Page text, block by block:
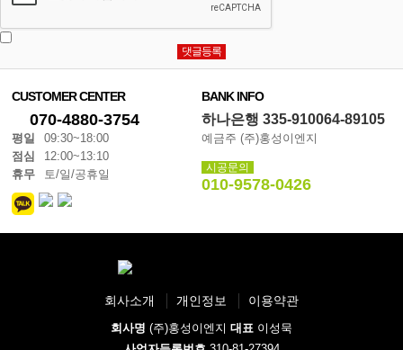
CUSTOMER CENTER
070-4880-3754
평일
09:30~18:00
점심
12:00~13:10
휴무
토/일/공휴일
BANK INFO
하나은행 335-910064-89105
예금주 (주)홍성이엔지
시공문의
010-9578-0426
회사소개 개인정보 이용약관
회사명 (주)홍성이엔지 대표 이성묵